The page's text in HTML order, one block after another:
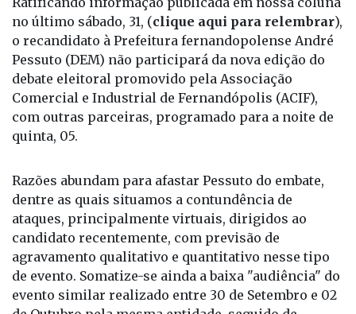
Ratificando informação publicada em nossa coluna
no último sábado, 31, (clique aqui para relembrar
o recandidato à Prefeitura fernandopolense André
Pessuto (DEM) não participará da nova edição do
debate eleitoral promovido pela Associação
Comercial e Industrial de Fernandópolis (ACIF),
com outras parceiras, programado para a noite de
Razões abundam para afastar Pessuto do embate,
dentre as quais situamos a contundência de
ataques, principalmente virtuais, dirigidos ao
candidato recentemente, com previsão de
agravamento qualitativo e quantitativo nesse tipo
de evento. Somatize-se ainda a baixa "audiência" do